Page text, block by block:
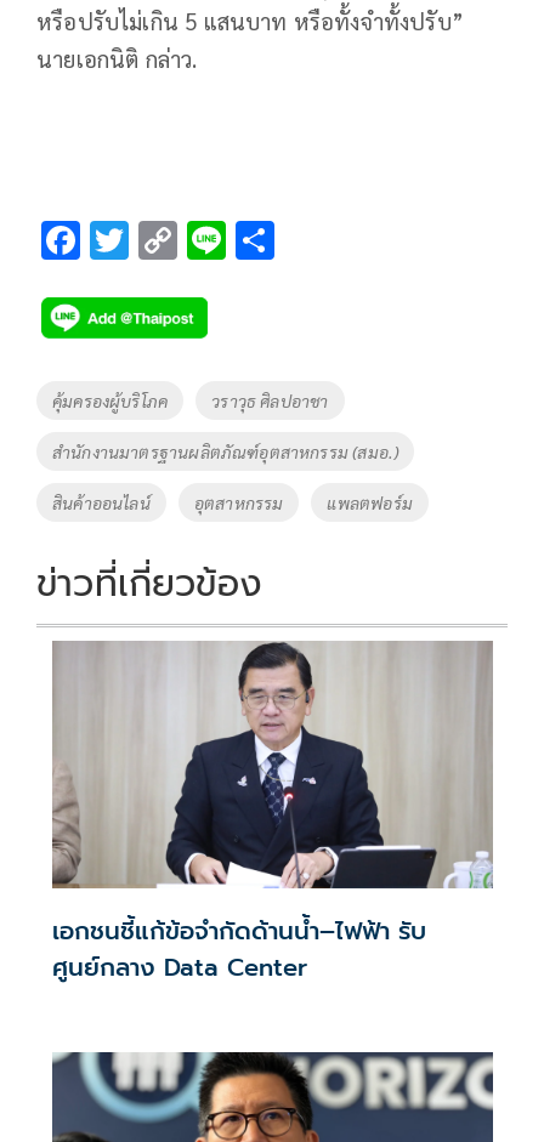
หรือปรับไม่เกิน 5 แสนบาท หรือทั้งจำทั้งปรับ”
นายเอกนิติ กล่าว.
F
e
b
o
o
k
T
tt
er
C
p
y
k
Li
Tags
คุ้มครองผู้บริโภค วราวุธ ศิลปอาชา
สำนักงานมาตรฐานผลิตภัณฑ์อุตสาหกรรม (สมอ.)
สินค้าออนไลน์ อุตสาหกรรม แพลตฟอร์ม
ข่าวที่เกี่ยวข้อง
เอกชนชี้แก้ข้อจำกัดด้านน้ำ–ไฟฟ้า รับ
ศูนย์กลาง Data Center